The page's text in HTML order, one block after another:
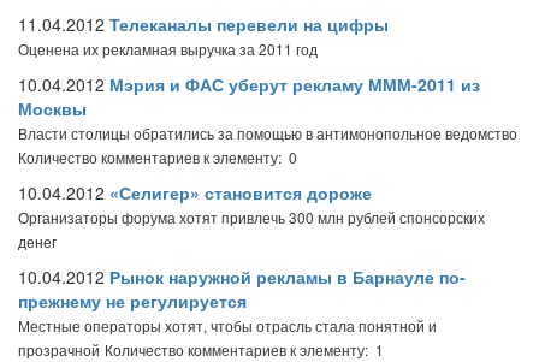
11.04.2012 Телеканалы перевели на цифры
Оценена их рекламная выручка за 2011 год
10.04.2012 Мэрия и ФАС уберут рекламу МММ-2011 из
Москвы
Власти столицы обратились за помощью в антимонопольное ведомство
Количество комментариев к элементу: 0
10.04.2012 «Селигер» становится дороже
Организаторы форума хотят привлечь 300 млн рублей спонсорских
денег
10.04.2012 Рынок наружной рекламы в Барнауле по-
прежнему не регулируется
Местные операторы хотят, чтобы отрасль стала понятной и
прозрачной Количество комментариев к элементу: 1